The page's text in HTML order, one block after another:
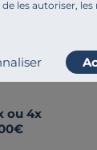
les autoriser,
ou 4x